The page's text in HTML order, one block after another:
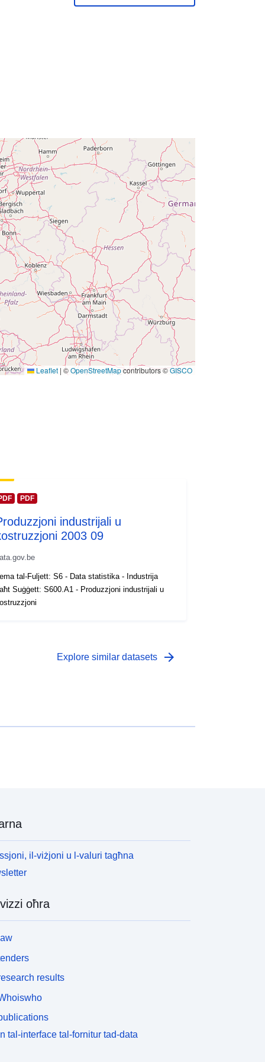
Leaflet | ©OpenStreetMapcontributors ©GISCO
Q13668#ID
http://data.europa.eu/88u/dataset/q1
3668-id
public
01 January 2003
-
31 December 2003
PDF
industrijali u
2003 09
tal-Fuljett: S6 - Data statistika - Industrija
Suġġett: S600.A1 - Produzzjoni industrijali u
Explore similar datasets arrow_forward
il-viżjoni u l-valuri tagħna
oħra
results
tal-interface tal-fornitur tad-data